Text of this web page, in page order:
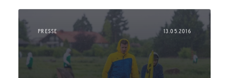
PRESSE 13.05.2016